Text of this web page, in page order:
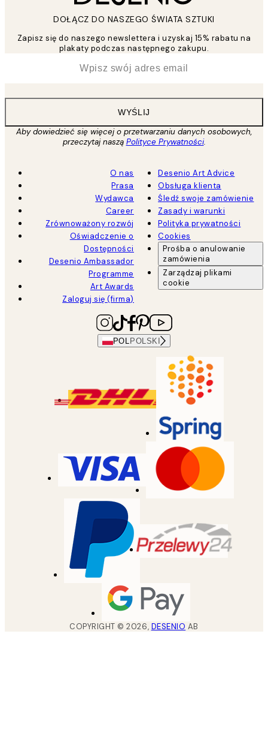
DOŁĄCZ DO NASZEGO ŚWIATA SZTUKI
Zapisz się do naszego newslettera i uzyskaj 15% rabatu na
plakaty podczas następnego zakupu.
WYŚLIJ
Aby dowiedzieć się więcej o przetwarzaniu danych osobowych,
przeczytaj naszą Polityce Prywatności.
O nas
Prasa
Wydawca
Career
Zrównoważony rozwój
Oświadczenie o
Dostępności
Desenio Ambassador
Programme
Art Awards
Zaloguj się (firma)
Desenio Art Advice
Obsługa klienta
Śledź swoje zamówienie
Zasady i warunki
Polityka prywatności
Cookies
Prośba o anulowanie
zamówienia
Zarządzaj plikami
cookie
POL POLSKI
COPYRIGHT ©2026, DESENIO AB